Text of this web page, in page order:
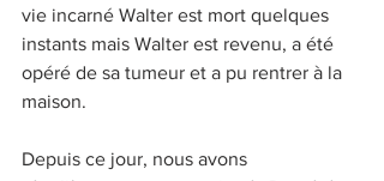
vie incarné Walter est mort quelques
instants mais Walter est revenu, a été
opéré de sa tumeur et a pu rentrer à la
maison.
Depuis ce jour, nous avons